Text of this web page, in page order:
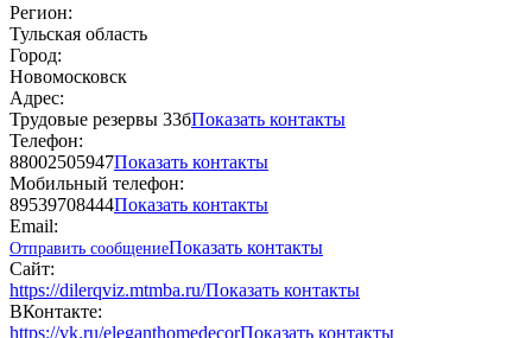
Регион:
Тульская область
Город:
Новомосковск
Адрес:
Трудовые резервы 33бПоказать контакты
Телефон:
88002505947Показать контакты
Мобильный телефон:
89539708444Показать контакты
Email:
Отправить сообщениеПоказать контакты
Сайт:
https://dilerqviz.mtmba.ru/Показать контакты
ВКонтакте:
https://vk.ru/eleganthomedecorПоказать контакты